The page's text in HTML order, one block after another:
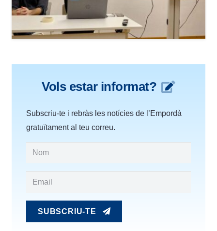
Vols estar informat?
Subscriu-te i rebràs les notícies de l’Empordà
gratuïtament al teu correu.
SUBSCRIU-TE